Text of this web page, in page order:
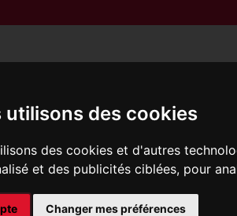
utilisons des cookies
des cookies et d'autres
et des publicités ciblées, pour
Changer mes préférences